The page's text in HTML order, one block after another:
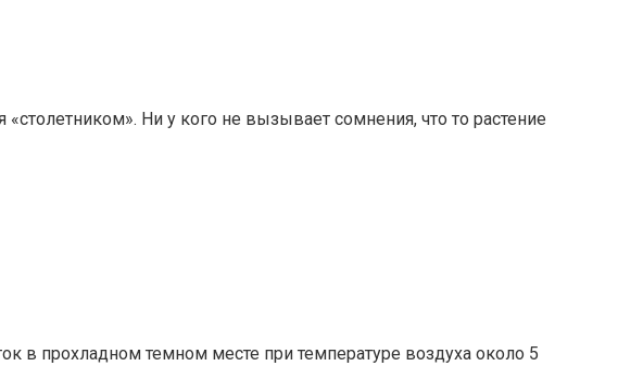
Ни у кого не вызывает сомнения, что то растение
в прохладном темном месте при температуре воздуха около 5